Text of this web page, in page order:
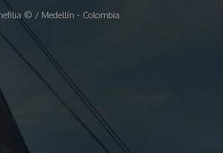
© / Medellín - Colombia